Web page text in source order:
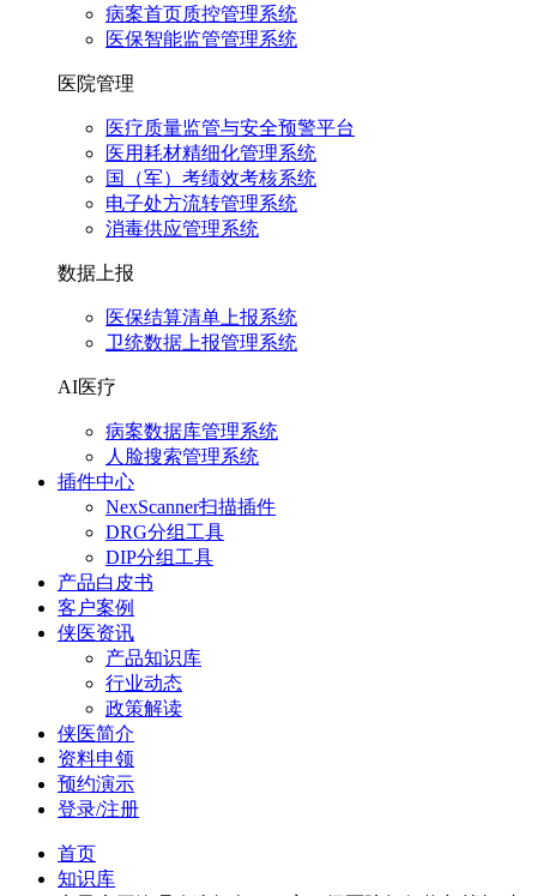
病案首页质控管理系统
医保智能监管管理系统
医院管理
医疗质量监管与安全预警平台
医用耗材精细化管理系统
国（军）考绩效考核系统
电子处方流转管理系统
消毒供应管理系统
数据上报
医保结算清单上报系统
卫统数据上报管理系统
AI医疗
病案数据库管理系统
人脸搜索管理系统
插件中心
NexScanner扫描插件
DRG分组工具
DIP分组工具
产品白皮书
客户案例
侠医资讯
产品知识库
行业动态
政策解读
侠医简介
资料申领
预约演示
登录/注册
首页
知识库